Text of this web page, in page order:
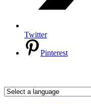
Twitter
Pinterest